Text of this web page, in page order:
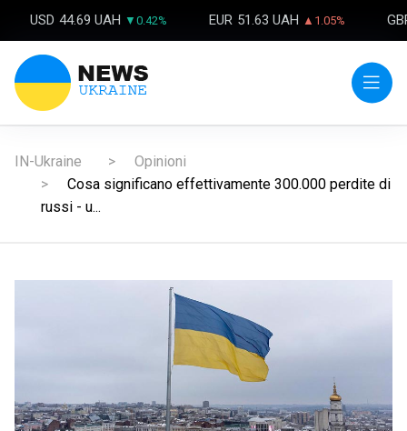
USD 44.69 UAH ▼0.42% EUR 51.63 UAH ▲1.05%
IN-Ukraine
Opinioni
Cosa significano effettivamente 300.000 perdite di
russi - u...